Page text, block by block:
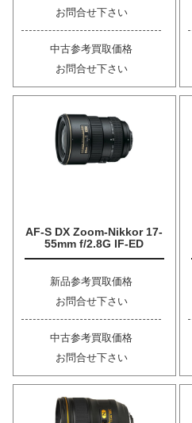
お問合せ下さい
中古参考買取価格
お問合せ下さい
AF-S DX Zoom-Nikkor 17-
55mm f/2.8G IF-ED
新品参考買取価格
お問合せ下さい
中古参考買取価格
お問合せ下さい